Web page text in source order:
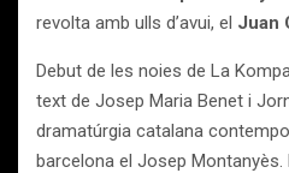
revolta amb ulls d’avui, el Juan
Debut de les noies de La
text de Josep Maria Benet i
dramatúrgia catalana
barcelona el Josep